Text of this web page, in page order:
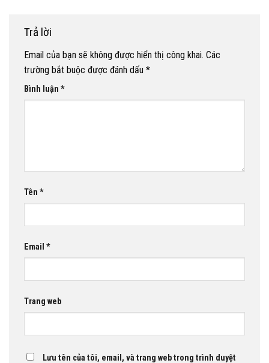
Trả lời
Email của bạn sẽ không được hiển thị công khai. Các
trường bắt buộc được đánh dấu *
Bình luận *
Tên *
Email *
Trang web
Lưu tên của tôi, email, và trang web trong trình duyệt